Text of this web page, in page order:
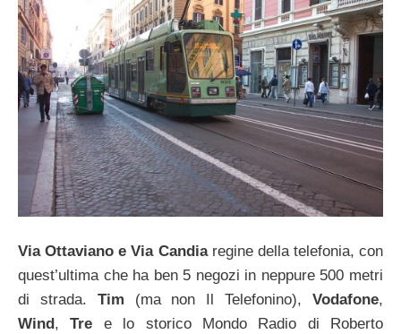
Via Ottaviano e Via Candiaregine della telefonia, con
quest’ultima che ha ben 5 negozi in neppure 500 metri
di strada. Tim (ma non Il Telefonino),Vodafone,
Wind ,Tre e lo storico Mondo Radio di Roberto